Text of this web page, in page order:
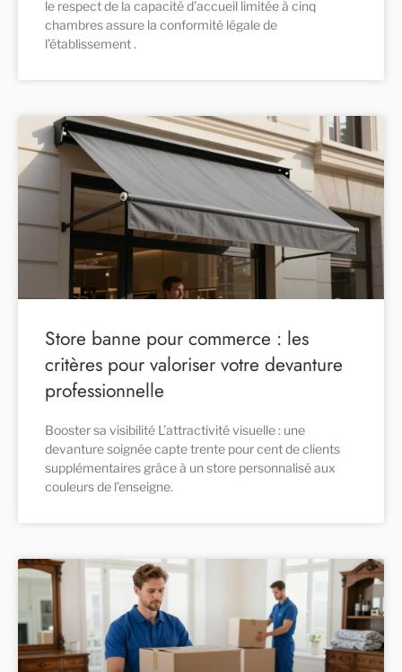
le respect de la capacité d’accueil limitée à cinq
chambres assure la conformité légale de
l’établissement .
Store banne pour commerce : les
critères pour valoriser votre devanture
professionnelle
Booster sa visibilité L’attractivité visuelle : une
devanture soignée capte trente pour cent de clients
supplémentaires grâce à un store personnalisé aux
couleurs de l’enseigne.